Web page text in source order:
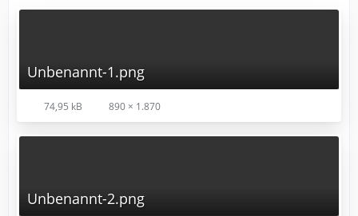
Unbenannt-1.png
74,95 kB 890 × 1.870
Unbenannt-2.png